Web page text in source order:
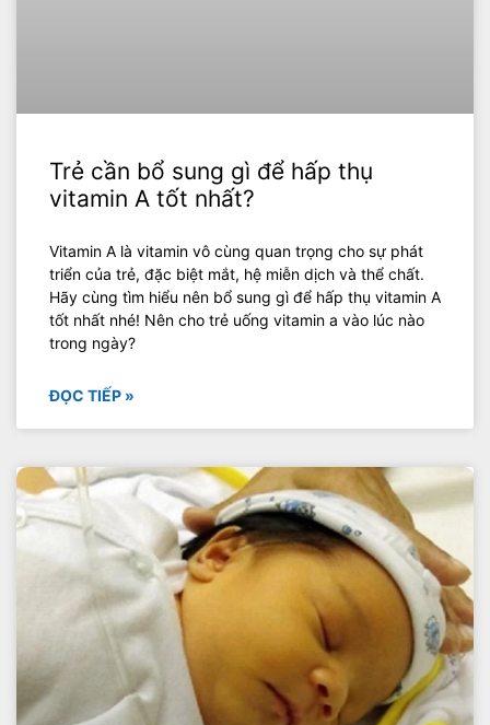
Trẻ cần bổ sung gì để hấp thụ
vitamin A tốt nhất?
Vitamin A là vitamin vô cùng quan trọng cho sự phát
triển của trẻ, đặc biệt mắt, hệ miễn dịch và thể chất.
Hãy cùng tìm hiểu nên bổ sung gì để hấp thụ vitamin A
tốt nhất nhé! Nên cho trẻ uống vitamin a vào lúc nào
trong ngày?
ĐỌC TIẾP »